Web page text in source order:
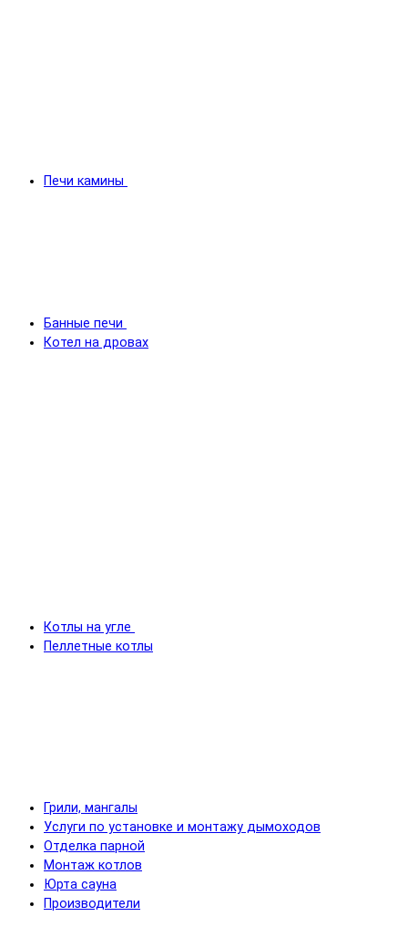
Печи камины
Банные печи
Котел на дровах
Котлы на угле
Пеллетные котлы
Грили, мангалы
Услуги по установке и монтажу дымоходов
Отделка парной
Монтаж котлов
Юрта сауна
Производители